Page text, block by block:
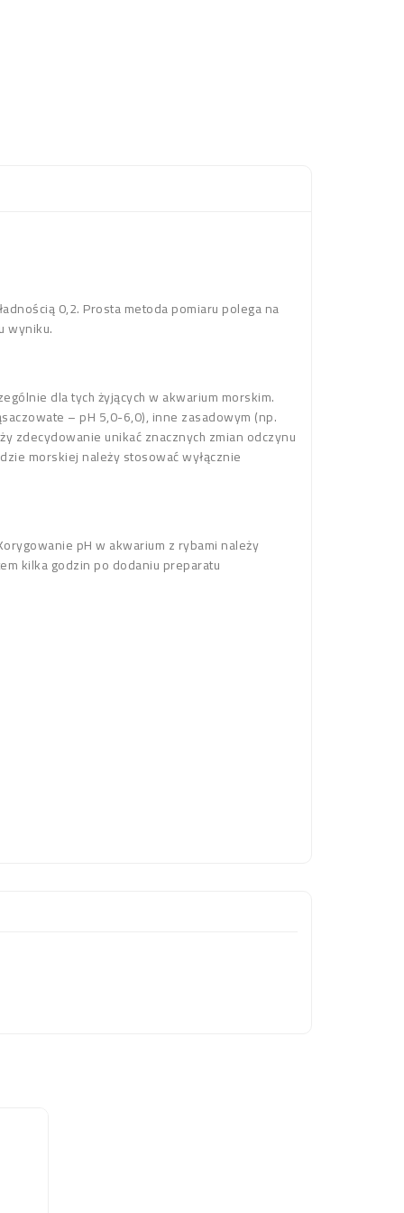
0,2. Prosta metoda pomiaru polega na
wyniku.
dla tych żyjących w akwarium morskim.
– pH 5,0-6,0), inne zasadowym (np.
zdecydowanie unikać znacznych zmian odczynu
morskiej należy stosować wyłącznie
pH w akwarium z rybami należy
kilka godzin po dodaniu preparatu